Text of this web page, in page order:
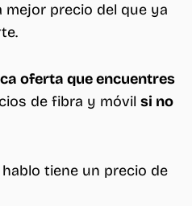
mejor precio del que ya
oferta que encuentres
de fibra y móvil si no
tiene un precio de